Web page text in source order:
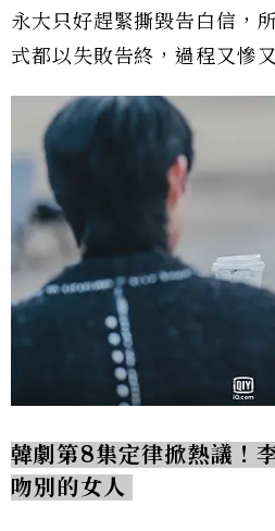
永大只好趕緊撕毀告白信，
式都以失敗告終，過程又慘
韓劇第8集定律掀熱議！
吻別的女人